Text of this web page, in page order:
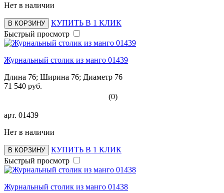
Нет в наличии
В КОРЗИНУ
КУПИТЬ В 1 КЛИК
Быстрый просмотр
Журнальный столик из манго 01439
Длина 76; Ширина 76; Диаметр 76
71 540 руб.
(0)
арт. 01439
Нет в наличии
В КОРЗИНУ
КУПИТЬ В 1 КЛИК
Быстрый просмотр
Журнальный столик из манго 01438